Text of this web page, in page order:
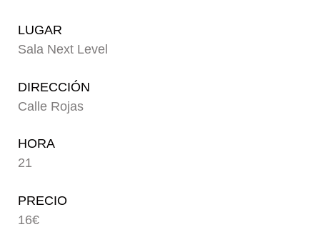
LUGAR
Sala Next Level
DIRECCIÓN
Calle Rojas
HORA
21
PRECIO
16€